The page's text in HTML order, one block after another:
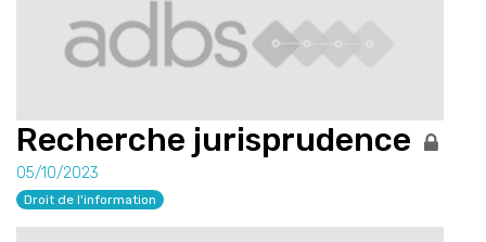
Recherche jurisprudence
05/10/2023
Droit de l'information